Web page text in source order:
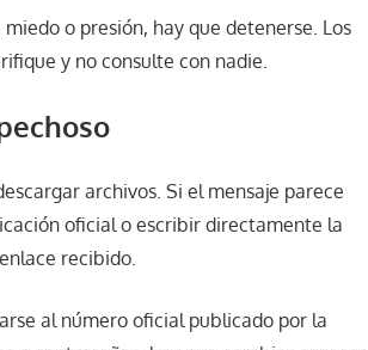
o presión, hay que detenerse. Los
y no consulte con nadie.
archivos. Si el mensaje parece
oficial o escribir directamente la
recibido.
al número oficial publicado por la